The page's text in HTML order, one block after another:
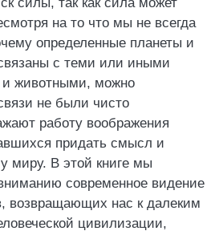
на то что мы не всегда
определенные планеты и
с теми или иными
животными, можно
не были чисто
работу воображения
придать смысл и
миру. В этой книге мы
современное видение
возвращающих нас к далеким
цивилизации,